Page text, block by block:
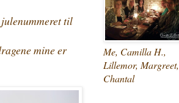
til
mine er
Me, Camilla H.,
Lillemor, Margreet,
Chantal